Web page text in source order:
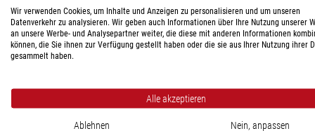
Typ
Bauart
Baader Planetarium GmbH, Zur Sternwarte, 82291
Wir verwenden Cookies, um Inhalte und Anzeigen zu personalisieren und um unseren
Datenverkehr zu analysieren. Wir geben auch Informationen über Ihre Nutzung unserer
an unsere Werbe- und Analysepartner weiter, die diese mit anderen Informationen
können, die Sie ihnen zur Verfügung gestellt haben oder die sie aus Ihrer Nutzung ihrer
gesammelt haben.
Alle akzeptieren
Ablehnen Nein, anpassen